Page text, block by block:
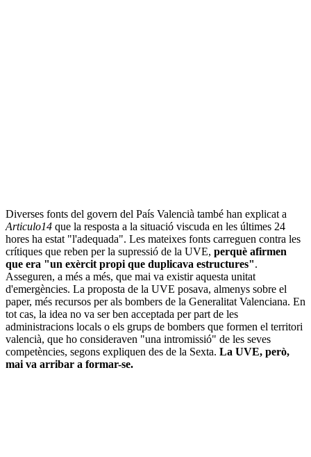
Diverses fonts del govern del País Valencià també han explicat a
Articulo14 que la resposta a la situació viscuda en les últimes 24
hores ha estat "l'adequada". Les mateixes fonts carreguen contra les
crítiques que reben per la supressió de la UVE, perquè afirmen
que era "un exèrcit propi que duplicava estructures".
Asseguren, a més a més, que mai va existir aquesta unitat
d'emergències. La proposta de la UVE posava, almenys sobre el
paper, més recursos per als bombers de la Generalitat Valenciana. En
tot cas, la idea no va ser ben acceptada per part de les
administracions locals o els grups de bombers que formen el territori
valencià, que ho consideraven "una intromissió" de les seves
competències, segons expliquen des de la Sexta. La UVE, però,
mai va arribar a formar-se.